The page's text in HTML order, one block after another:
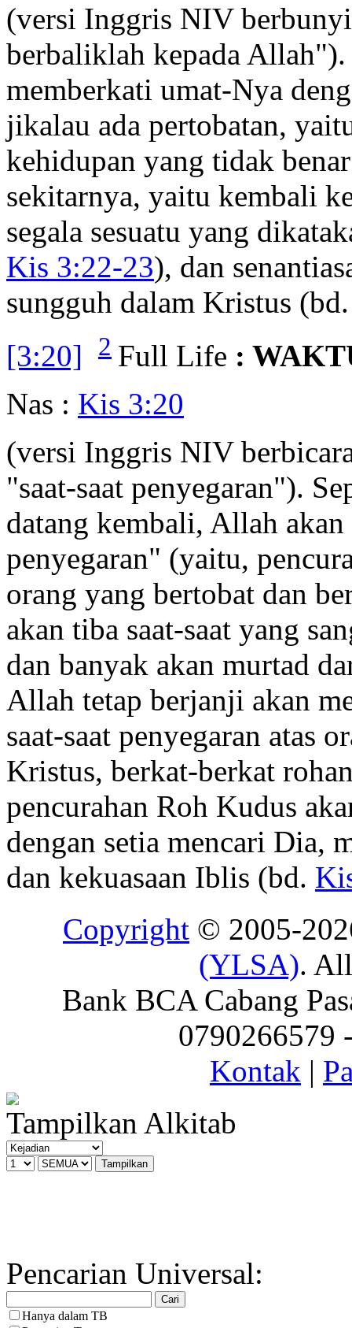
(versi Inggris NIV
berbaliklah kepada
memberkati umat-Nya
jikalau ada pertobatan,
kehidupan yang tidak
sekitarnya, yaitu kembali
segala sesuatu yang
Kis 3:22-23), dan
sungguh dalam Kristus
[3:20]
2 Full Life :
Nas : Kis 3:20
(versi Inggris NIV
"saat-saat penyegaran").
datang kembali, Allah akan
penyegaran" (yaitu,
orang yang bertobat dan
akan tiba saat-saat yang
dan banyak akan murtad
Allah tetap berjanji akan
saat-saat penyegaran atas
Kristus, berkat-berkat
pencurahan Roh Kudus
dengan setia mencari Dia,
dan kekuasaan Iblis (bd.
Copyright © 2005-
(YLSA).
Bank BCA Cabang
0790266579
Kontak |
Tampilkan Alkitab
Pencarian Universal:
Hanya dalam TB